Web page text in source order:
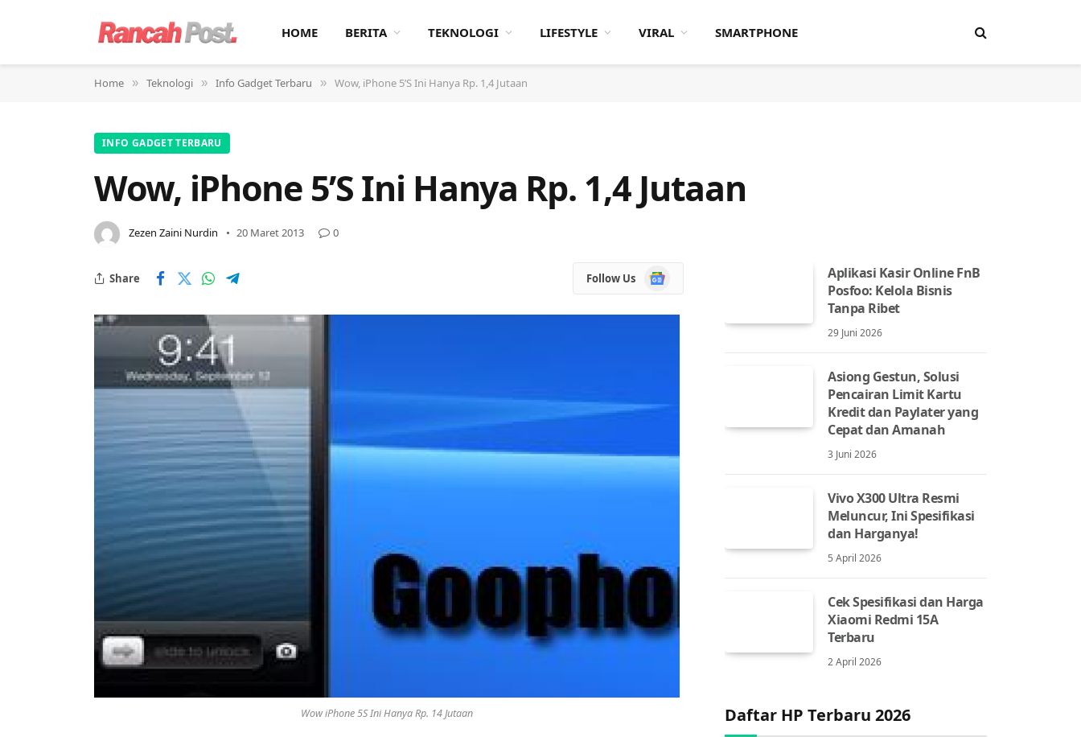
HOME BERITA TEKNOLOGI LIFESTYLE VIRAL SMARTPHONE
Home » Teknologi » Info Gadget Terbaru » Wow, iPhone 5’S Ini Hanya Rp. 1,4 Jutaan
INFO GADGET TERBARU
Wow, iPhone 5’S Ini Hanya Rp. 1,4 Jutaan
Zezen Zaini Nurdin 20 Maret 2013 0
Share Follow Us
Google
News
Wow iPhone 5S Ini Hanya Rp. 14 Jutaan
Aplikasi Kasir Online FnB
Posfoo: Kelola Bisnis
Tanpa Ribet
29 Juni 2026
Asiong Gestun, Solusi
Pencairan Limit Kartu
Kredit dan Paylater yang
Cepat dan Amanah
3 Juni 2026
Vivo X300 Ultra Resmi
Meluncur, Ini Spesifikasi
dan Harganya!
5 April 2026
Cek Spesifikasi dan Harga
Xiaomi Redmi 15A
Terbaru
2 April 2026
Daftar HP Terbaru 2026